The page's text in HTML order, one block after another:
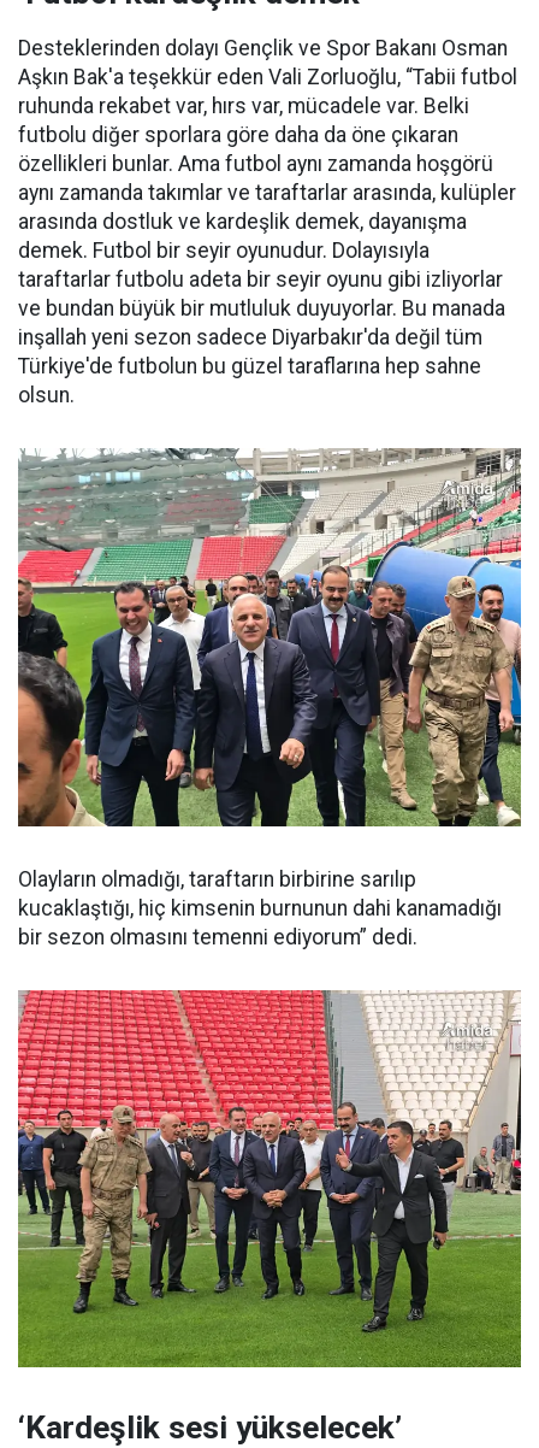
Desteklerinden dolayı Gençlik ve Spor Bakanı Osman
Aşkın Bak'a teşekkür eden Vali Zorluoğlu, “Tabii futbol
ruhunda rekabet var, hırs var, mücadele var. Belki
futbolu diğer sporlara göre daha da öne çıkaran
özellikleri bunlar. Ama futbol aynı zamanda hoşgörü
aynı zamanda takımlar ve taraftarlar arasında, kulüpler
arasında dostluk ve kardeşlik demek, dayanışma
demek. Futbol bir seyir oyunudur. Dolayısıyla
taraftarlar futbolu adeta bir seyir oyunu gibi izliyorlar
ve bundan büyük bir mutluluk duyuyorlar. Bu manada
inşallah yeni sezon sadece Diyarbakır'da değil tüm
Türkiye'de futbolun bu güzel taraflarına hep sahne
olsun.
Olayların olmadığı, taraftarın birbirine sarılıp
kucaklaştığı, hiç kimsenin burnunun dahi kanamadığı
bir sezon olmasını temenni ediyorum” dedi.
‘Kardeşlik sesi yükselecek’